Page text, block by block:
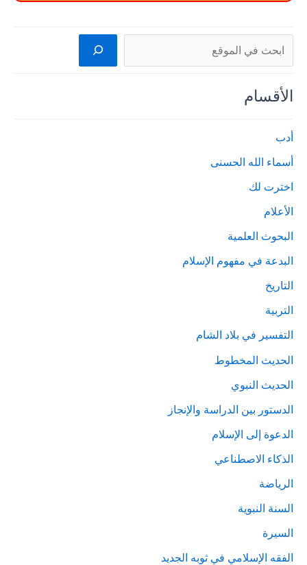
البحث
الأقسام
أدب
أسماء الله الحسنى
اخترت لك
الأعلام
البحوث العلمية
البدعة في مفهوم الإسلام
التاريخ
التربية
التفسير في بلاد الشام
الحديث المخطوط
الحديث النبوي
الدستور بين الدراسة والإنجاز
الدعوة إلى الإسلام
الذكاء الاصطناعي
الرياضة
السنة النبوية
السيرة
الفقه الإسلامي في ثوبه الجديد